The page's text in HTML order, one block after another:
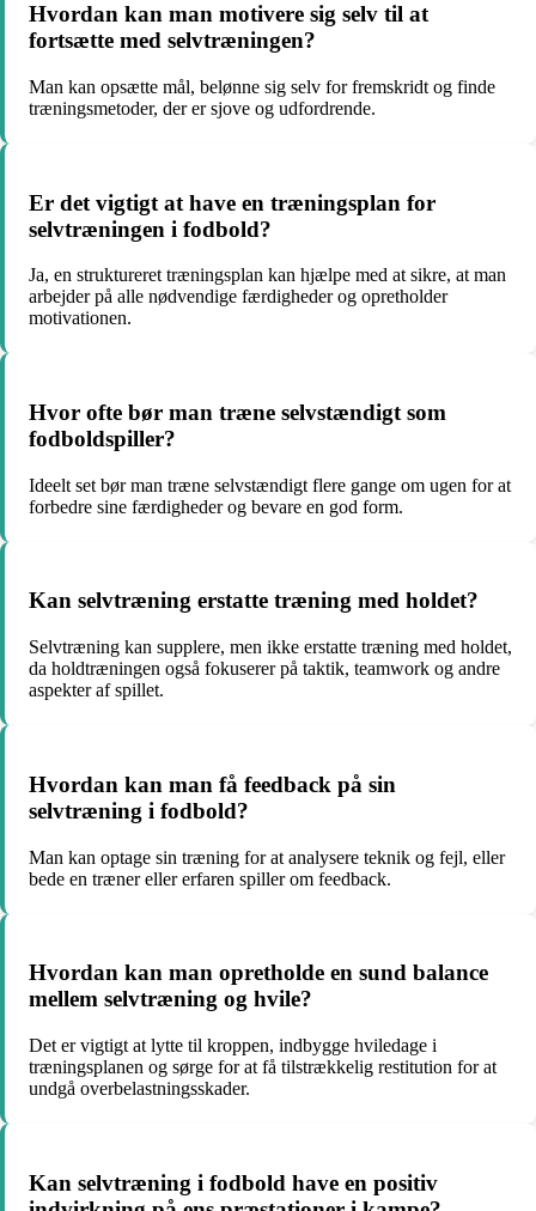
Hvordan kan man motivere sig selv til at
fortsætte med selvtræningen?
Man kan opsætte mål, belønne sig selv for fremskridt og finde
træningsmetoder, der er sjove og udfordrende.
Er det vigtigt at have en træningsplan for
selvtræningen i fodbold?
Ja, en struktureret træningsplan kan hjælpe med at sikre, at man
arbejder på alle nødvendige færdigheder og opretholder
motivationen.
Hvor ofte bør man træne selvstændigt som
fodboldspiller?
Ideelt set bør man træne selvstændigt flere gange om ugen for at
forbedre sine færdigheder og bevare en god form.
Kan selvtræning erstatte træning med holdet?
Selvtræning kan supplere, men ikke erstatte træning med holdet,
da holdtræningen også fokuserer på taktik, teamwork og andre
aspekter af spillet.
Hvordan kan man få feedback på sin
selvtræning i fodbold?
Man kan optage sin træning for at analysere teknik og fejl, eller
bede en træner eller erfaren spiller om feedback.
Hvordan kan man opretholde en sund balance
mellem selvtræning og hvile?
Det er vigtigt at lytte til kroppen, indbygge hviledage i
træningsplanen og sørge for at få tilstrækkelig restitution for at
undgå overbelastningsskader.
Kan selvtræning i fodbold have en positiv